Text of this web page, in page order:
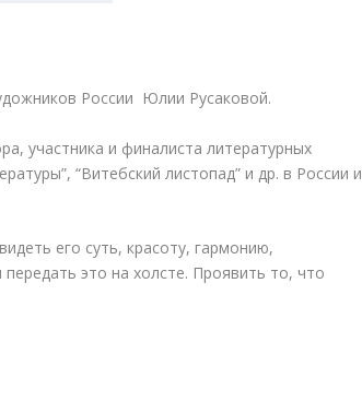
России Юлии Русаковой.
участника и финалиста литературных
“Витебский листопад” и др. в России и
его суть, красоту, гармонию,
это на холсте. Проявить то, что